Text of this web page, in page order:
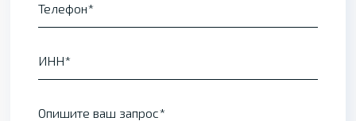
Телефон
ИНН
Опишите ваш запрос